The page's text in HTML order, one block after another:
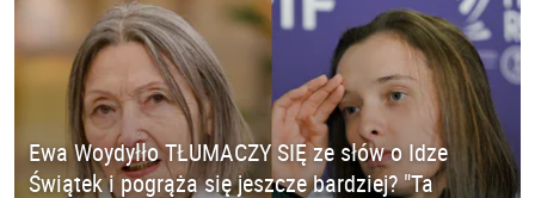
Ewa Woydyłło TŁUMACZY SIĘ ze słów o Idze
Świątek i pogrąża się jeszcze bardziej? "Ta